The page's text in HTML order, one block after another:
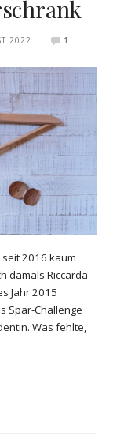
2022 1
2016 kaum
damals Riccarda
Jahr 2015
Spar-Challenge
Was fehlte,